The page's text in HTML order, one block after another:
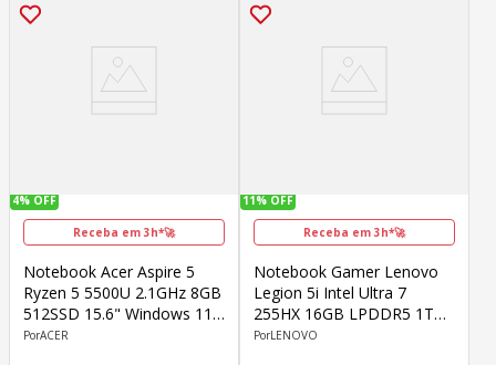
4% OFF
Receba em 3h*🚀
Notebook Acer Aspire 5
Ryzen 5 5500U 2.1GHz 8GB
512SSD 15.6" Windows 11
Home
ACER
11% OFF
Receba em 3h*🚀
Notebook Gamer Lenovo
Legion 5i Intel Ultra 7
255HX 16GB LPDDR5 1TB
SSD 15.1" RTX 5060 8GB
LENOVO